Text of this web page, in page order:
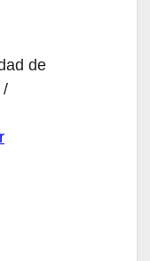
de
/